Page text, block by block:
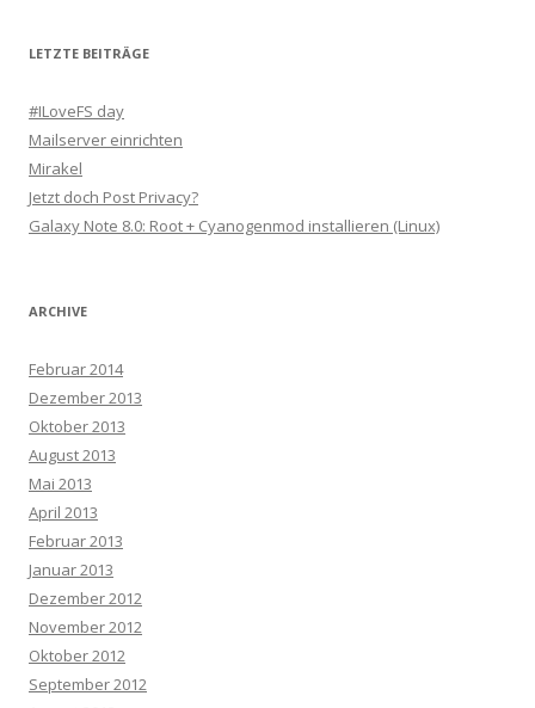
LETZTE BEITRÄGE
#ILoveFS day
Mailserver einrichten
Mirakel
Jetzt doch Post Privacy?
Galaxy Note 8.0: Root + Cyanogenmod installieren (Linux)
ARCHIVE
Februar 2014
Dezember 2013
Oktober 2013
August 2013
Mai 2013
April 2013
Februar 2013
Januar 2013
Dezember 2012
November 2012
Oktober 2012
September 2012